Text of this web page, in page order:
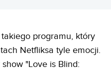
programu, który
Netfliksa tyle emocji.
"Love is Blind: